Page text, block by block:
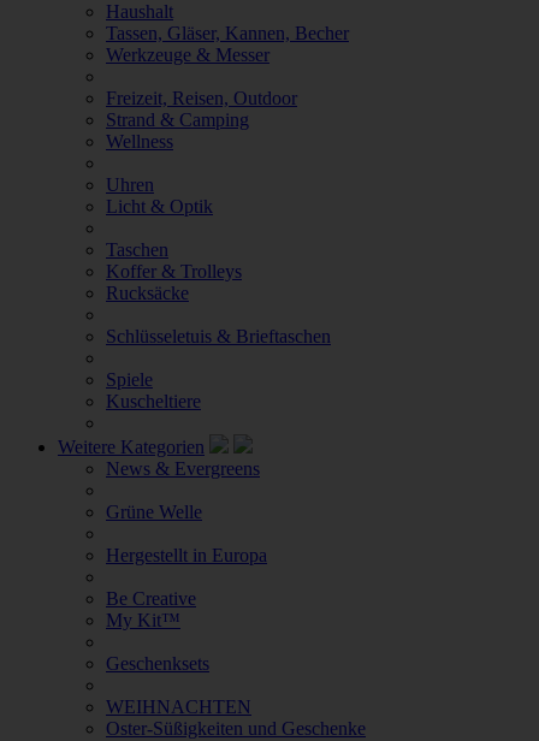
Haushalt
Tassen, Gläser, Kannen, Becher
Werkzeuge & Messer
Freizeit, Reisen, Outdoor
Strand & Camping
Wellness
Uhren
Licht & Optik
Taschen
Koffer & Trolleys
Rucksäcke
Schlüsseletuis & Brieftaschen
Spiele
Kuscheltiere
Weitere Kategorien
News & Evergreens
Grüne Welle
Hergestellt in Europa
Be Creative
My Kit™
Geschenksets
WEIHNACHTEN
Oster-Süßigkeiten und Geschenke